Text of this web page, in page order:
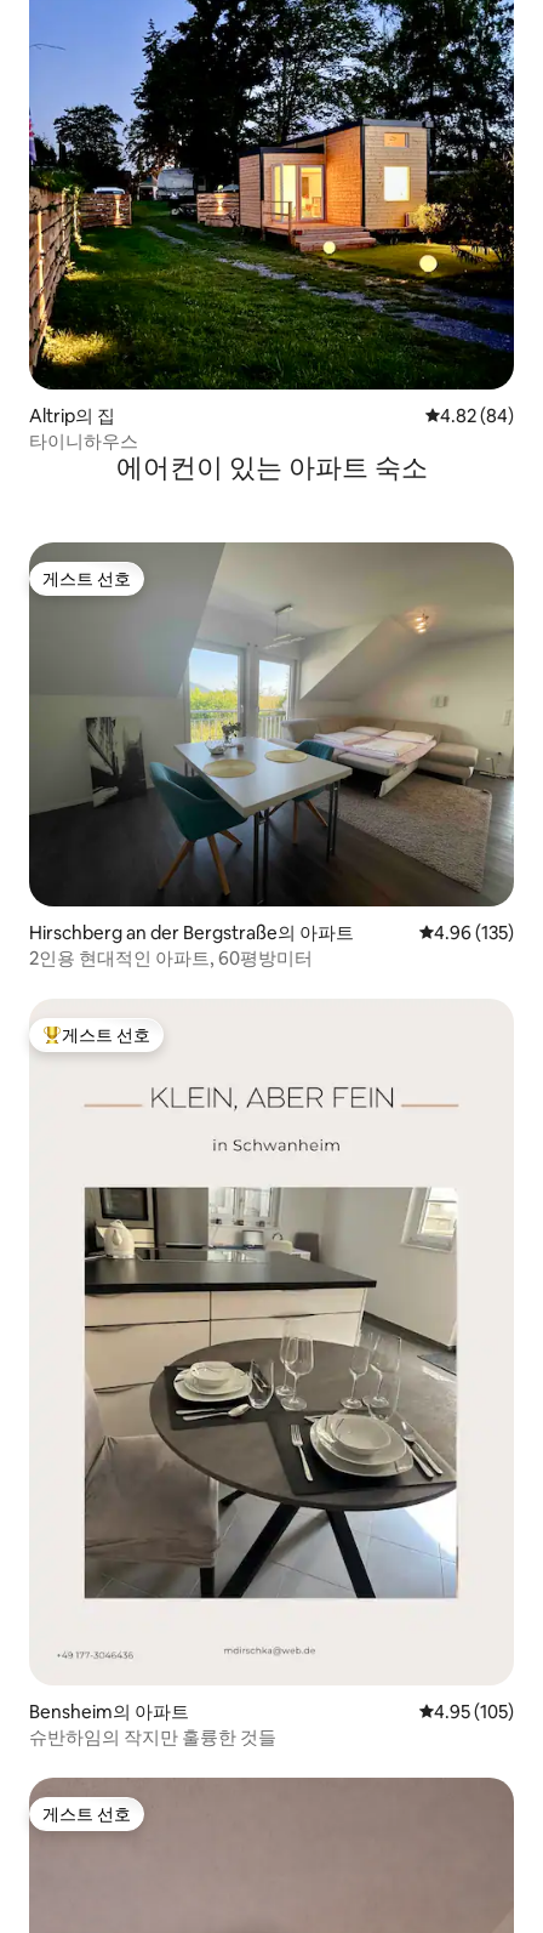
Altrip의 집 평점 4.82점(5
4.82 (84)
타이니하우스
에어컨이 있는 아파트 숙소
게스트 선호
게스트 선호
Hirschberg an der Bergstraße의 아파트 평점 4.96점(5
4.96 (135)
2인용 현대적인 아파트, 60평방미터
상위 게스트 선호
게스트 선호
Bensheim의 아파트 평점 4.95점(5
4.95 (105)
슈반하임의 작지만 훌륭한 것들
게스트 선호
게스트 선호